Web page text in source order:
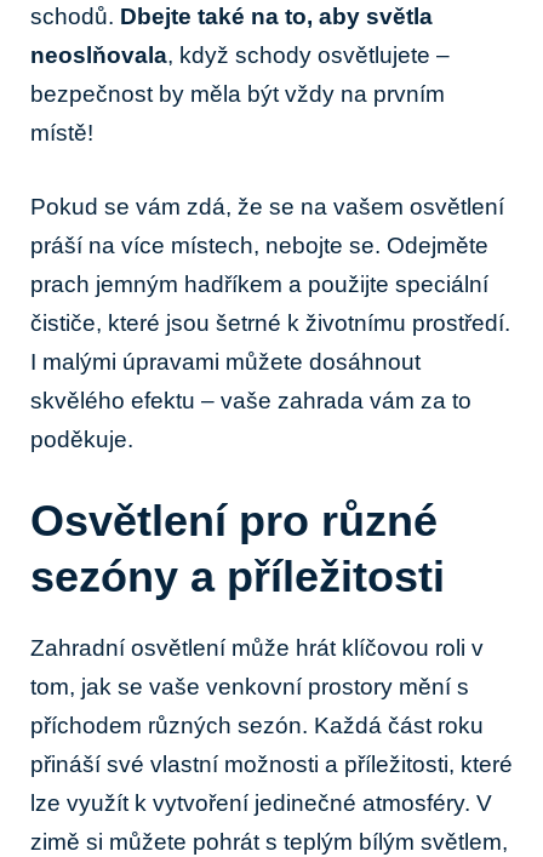
schodů. Dbejte také na to, aby světla
neoslňovala, když schody osvětlujete –
bezpečnost by měla být vždy na prvním
místě!
Pokud se vám zdá, že se na vašem osvětlení
práší na více místech, nebojte se. Odejměte
prach jemným hadříkem a použijte speciální
čističe, které jsou šetrné k životnímu prostředí.
I malými úpravami můžete dosáhnout
skvělého efektu – vaše zahrada vám za to
poděkuje.
Osvětlení pro různé
sezóny a příležitosti
Zahradní osvětlení může hrát klíčovou roli v
tom, jak se vaše venkovní prostory mění s
příchodem různých sezón. Každá část roku
přináší své vlastní možnosti a příležitosti, které
lze využít k vytvoření jedinečné atmosféry. V
zimě si můžete pohrát s teplým bílým světlem,